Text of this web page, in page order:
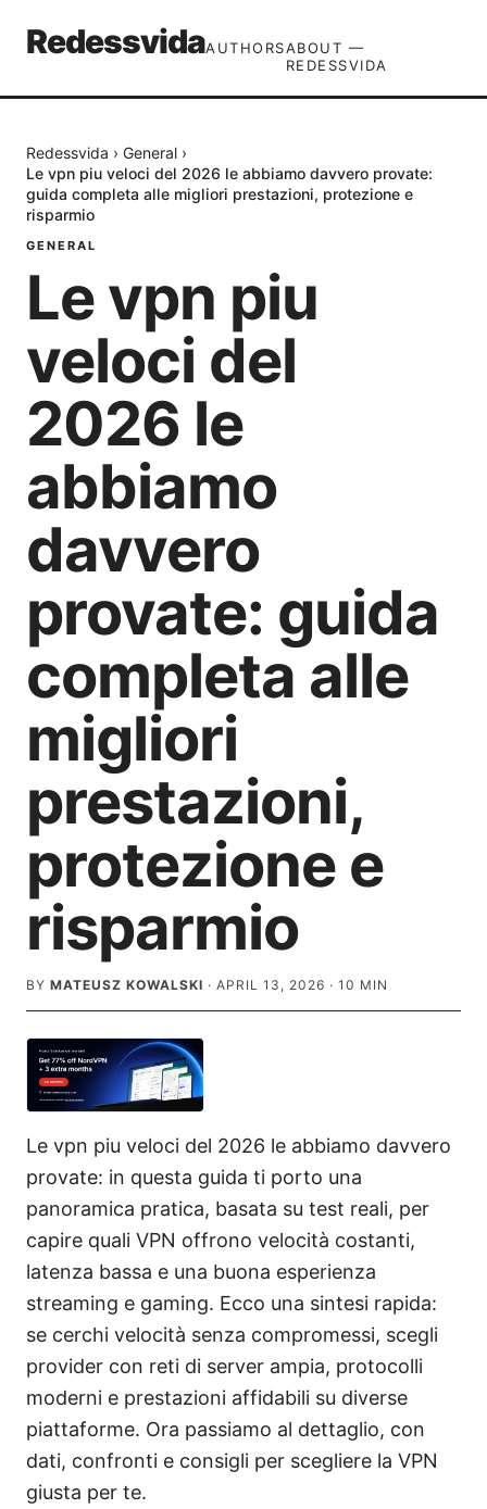
RedessvidaAUTHORSABOUT —
REDESSVIDA
Redessvida › General ›
Le vpn piu veloci del 2026 le abbiamo davvero provate:
guida completa alle migliori prestazioni, protezione e
risparmio
GENERAL
Le vpn piu
veloci del
2026 le
abbiamo
davvero
provate: guida
completa alle
migliori
prestazioni,
protezione e
risparmio
BY MATEUSZ KOWALSKI · APRIL 13, 2026 · 10 MIN
Le vpn piu veloci del 2026 le abbiamo davvero
provate: in questa guida ti porto una
panoramica pratica, basata su test reali, per
capire quali VPN offrono velocità costanti,
latenza bassa e una buona esperienza
streaming e gaming. Ecco una sintesi rapida:
se cerchi velocità senza compromessi, scegli
provider con reti di server ampia, protocolli
moderni e prestazioni affidabili su diverse
piattaforme. Ora passiamo al dettaglio, con
dati, confronti e consigli per scegliere la VPN
giusta per te.